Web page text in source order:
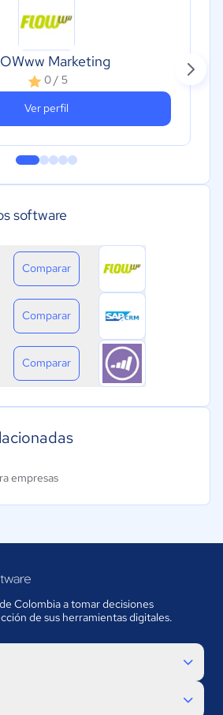
Marketing
0 / 5
Ver perfil
software
Comparar
Comparar
Comparar
empresas
Colombia a tomar decisiones
de sus herramientas digitales.